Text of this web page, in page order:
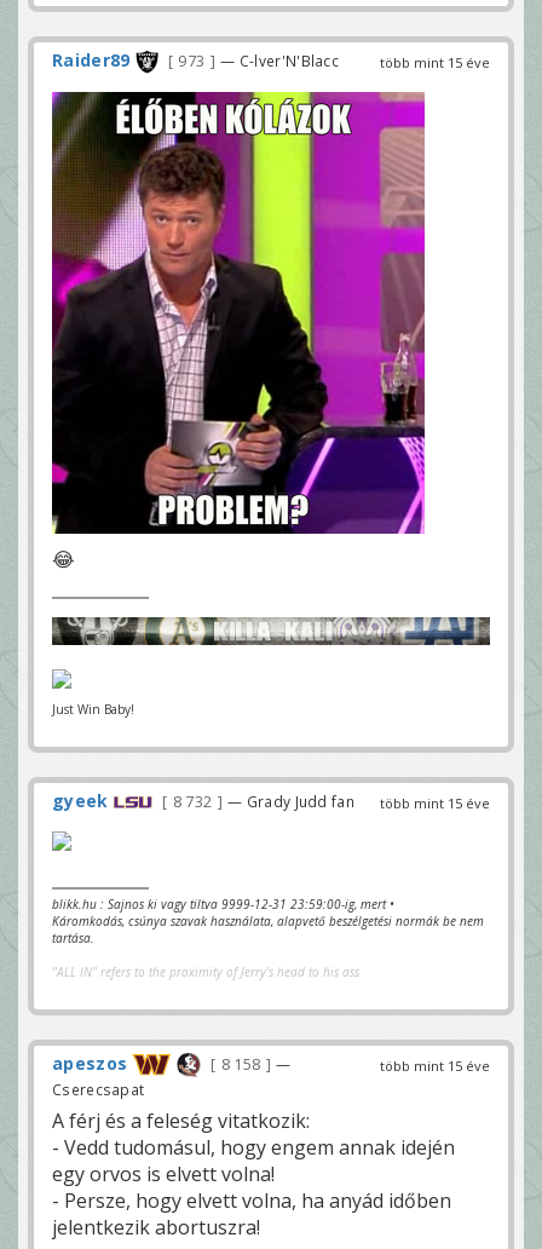
több mint 15 éve
Raider89 973 — C-lver'N'Blacc
😂
Just Win Baby!
több mint 15 éve
gyeek 8 732 — Grady Judd fan
blikk.hu : Sajnos ki vagy tiltva 9999-12-31 23:59:00-ig, mert •
Káromkodás, csúnya szavak használata, alapvető beszélgetési normák be nem
tartása.
"ALL IN" refers to the proximity of Jerry's head to his ass
több mint 15 éve
apeszos 8 158
—
Cserecsapat
A férj és a feleség vitatkozik:
- Vedd tudomásul, hogy engem annak idején
egy orvos is elvett volna!
- Persze, hogy elvett volna, ha anyád időben
jelentkezik abortuszra!